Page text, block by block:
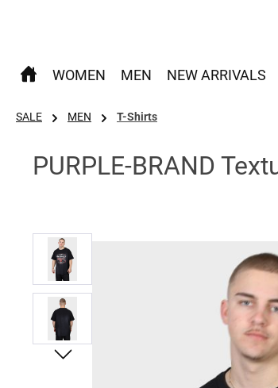
WOMEN MEN NEW ARRIVALS
SALE MEN T-Shirts
PURPLE-BRAND
Bildergalerie überspringen